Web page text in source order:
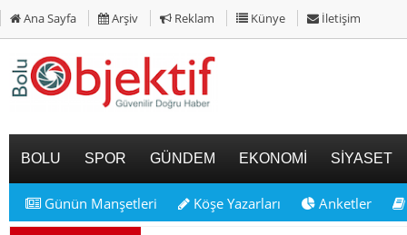
Ana Sayfa Arşiv Reklam Künye İletişim
BOLU SPOR GÜNDEM EKONOMİ SİYASET
Günün Manşetleri Köşe Yazarları Anketler